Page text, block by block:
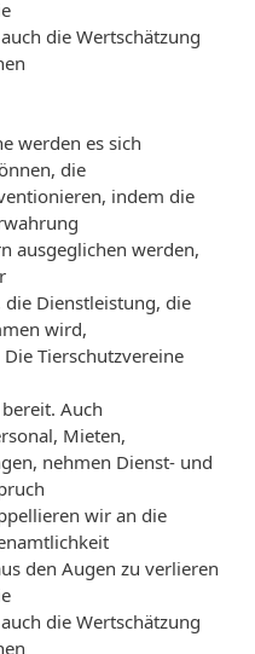
die Wertschätzung
werden es sich
die
indem die
ausgeglichen werden,
die Dienstleistung, die
wird,
Tierschutzvereine
Auch
Mieten,
nehmen Dienst- und
wir an die
den Augen zu verlieren
die Wertschätzung